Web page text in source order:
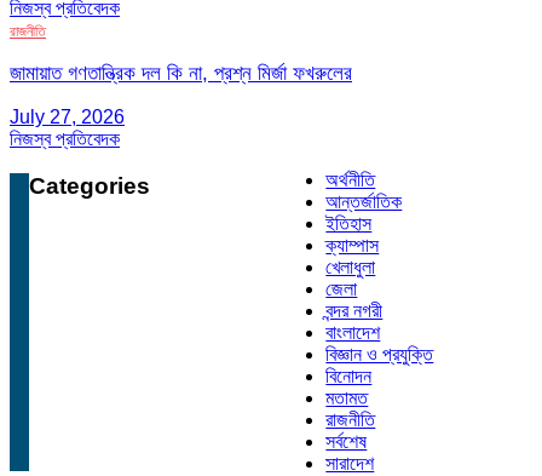
নিজস্ব প্রতিবেদক
রাজনীতি
জামায়াত গণতান্ত্রিক দল কি না, প্রশ্ন মির্জা ফখরুলের
July 27, 2026
নিজস্ব প্রতিবেদক
Categories
অর্থনীতি
আন্তর্জাতিক
ইতিহাস
ক্যাম্পাস
খেলাধুলা
জেলা
বন্দর নগরী
বাংলাদেশ
বিজ্ঞান ও প্রযুক্তি
বিনোদন
মতামত
রাজনীতি
সর্বশেষ
সারাদেশ